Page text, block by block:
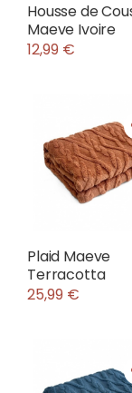
Housse de
Maeve Ivoire
12,99 €
Plaid Maeve
Terracotta
25,99 €